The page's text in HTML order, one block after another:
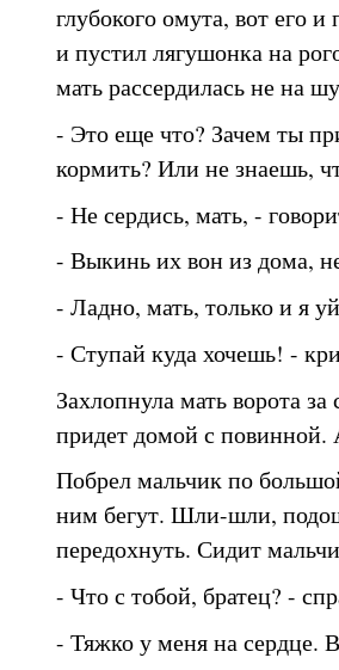
глубокого омута, вот его
и пустил лягушонка на
мать рассердилась не на
- Это еще что? Зачем ты
кормить? Или не знаешь,
- Не сердись, мать, -
- Выкинь их вон из дома,
- Ладно, мать, только и я
- Ступай куда хочешь! -
Захлопнула мать ворота
придет домой с повинной.
Побрел мальчик по
ним бегут. Шли-шли,
передохнуть. Сидит
- Что с тобой, братец? -
- Тяжко у меня на сердце.